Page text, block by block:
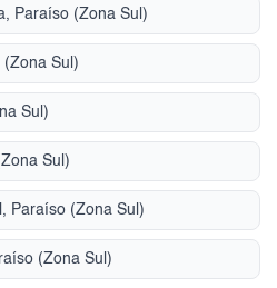
Paraíso (Zona Sul)
(Zona Sul)
Sul)
Sul)
Paraíso (Zona Sul)
(Zona Sul)